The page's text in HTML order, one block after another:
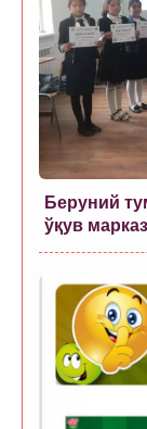
Беруний
ўқув